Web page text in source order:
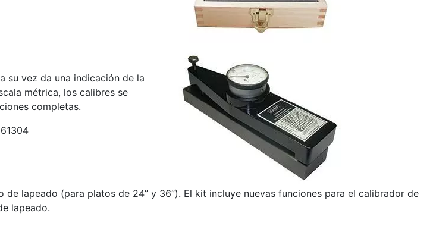
su vez da una indicación de la
métrica, los calibres se
completas.
lapeado (para platos de 24” y 36”). El kit incluye nuevas funciones para el calibrador de
lapeado.